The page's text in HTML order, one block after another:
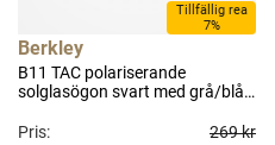
Tillfällig rea
7%
Berkley
B11 TAC polariserande
solglasögon svart med grå/blå
Pris:
269 kr